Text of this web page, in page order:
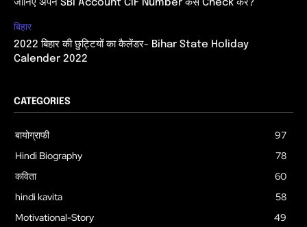
जानिए अपने SBI Account CIF Number कैसे Check करें?
बिहार
2022 बिहार की छुट्टियों का कैलेंडर- Bihar State Holiday
Calender 2022
CATEGORIES
बायोग्राफी
97
Hindi Biography
78
कविता
60
hindi kavita
58
Motivational-Story
49